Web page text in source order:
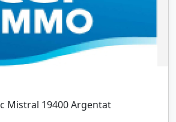
Mistral 19400 Argentat